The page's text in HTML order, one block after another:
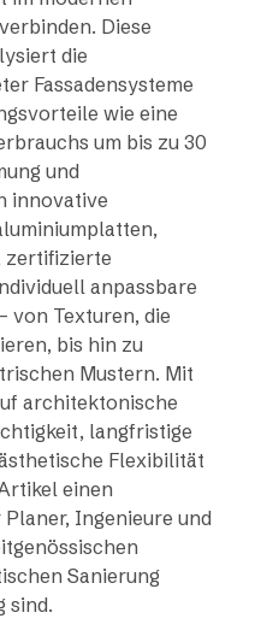
Diese
die
Fassadensysteme
wie eine
um bis zu 30
und
innovative
zertifizierte
anpassbare
von Texturen, die
bis hin zu
Mustern. Mit
architektonische
langfristige
Flexibilität
einen
Ingenieure und
Sanierung
sind.